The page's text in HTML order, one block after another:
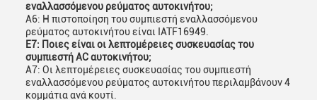
εναλλασσόμενου ρεύματος αυτοκινήτου;
Α6: Η πιστοποίηση του συμπιεστή εναλλασσόμενου
ρεύματος αυτοκινήτου είναι IATF16949.
Ε7: Ποιες είναι οι λεπτομέρειες συσκευασίας του
συμπιεστή AC αυτοκινήτου;
Α7: Οι λεπτομέρειες συσκευασίας του συμπιεστή
εναλλασσόμενου ρεύματος αυτοκινήτου περιλαμβάνουν 4
κομμάτια ανά κουτί.